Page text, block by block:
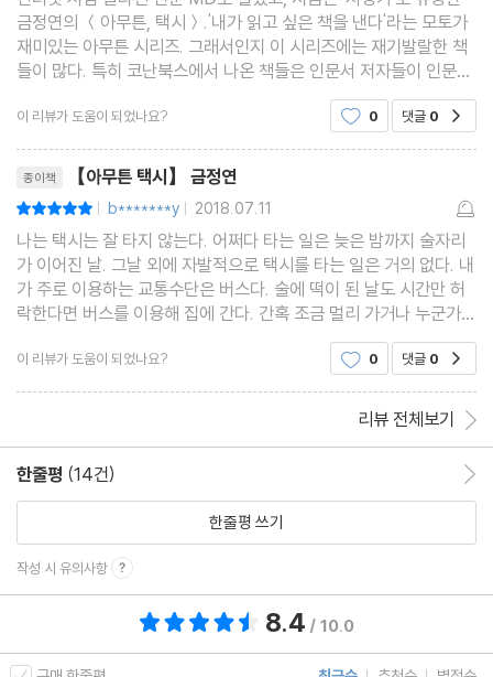
금정연의 ＜아무튼, 택시＞.'내가 읽고 싶은 책을 낸다'라는 모토가
재미있는 아무튼 시리즈. 그래서인지 이 시리즈에는 재기발랄한 책
들이 많다. 특히 코난북스에서 나온 책들은 인문서 저자들이 인문서
에는 쓰지 못했던 삶의 이야기가 담겨 있어서 좋다. 필력은 검증된
분들이 '진지한' 책에서 보지 못한 의외성을 보여
이 리뷰가 도움이 되었나요? 0 댓글 0
종이책 【아무튼 택시】 금정연
| b*******y | 2018.07.11
나는 택시는 잘 타지 않는다. 어쩌다 타는 일은 늦은 밤까지 술자리
가 이어진 날. 그날 외에 자발적으로 택시를 타는 일은 거의 없다. 내
가 주로 이용하는 교통수단은 버스다. 술에 떡이 된 날도 시간만 허
락한다면 버스를 이용해 집에 간다. 간혹 조금 멀리 가거나 누군가와
같이 이동할 땐 자차를 이용하기도 하지만, 그래도 난 버스가 좋다.
운전대를 잡지 않아도 되고, 그 시간에 책
이 리뷰가 도움이 되었나요? 0 댓글 0
리뷰 전체보기
한줄평 (14건)
한줄평 쓰기
작성 시 유의사항
8.4 / 10.0